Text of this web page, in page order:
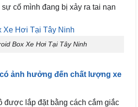
cố mình đang bị xảy ra tai nạn
Box Xe Hơi Tại Tây Ninh
ảnh hưởng đến chất lượng xe
được lắp đặt bằng cách cắm giắc